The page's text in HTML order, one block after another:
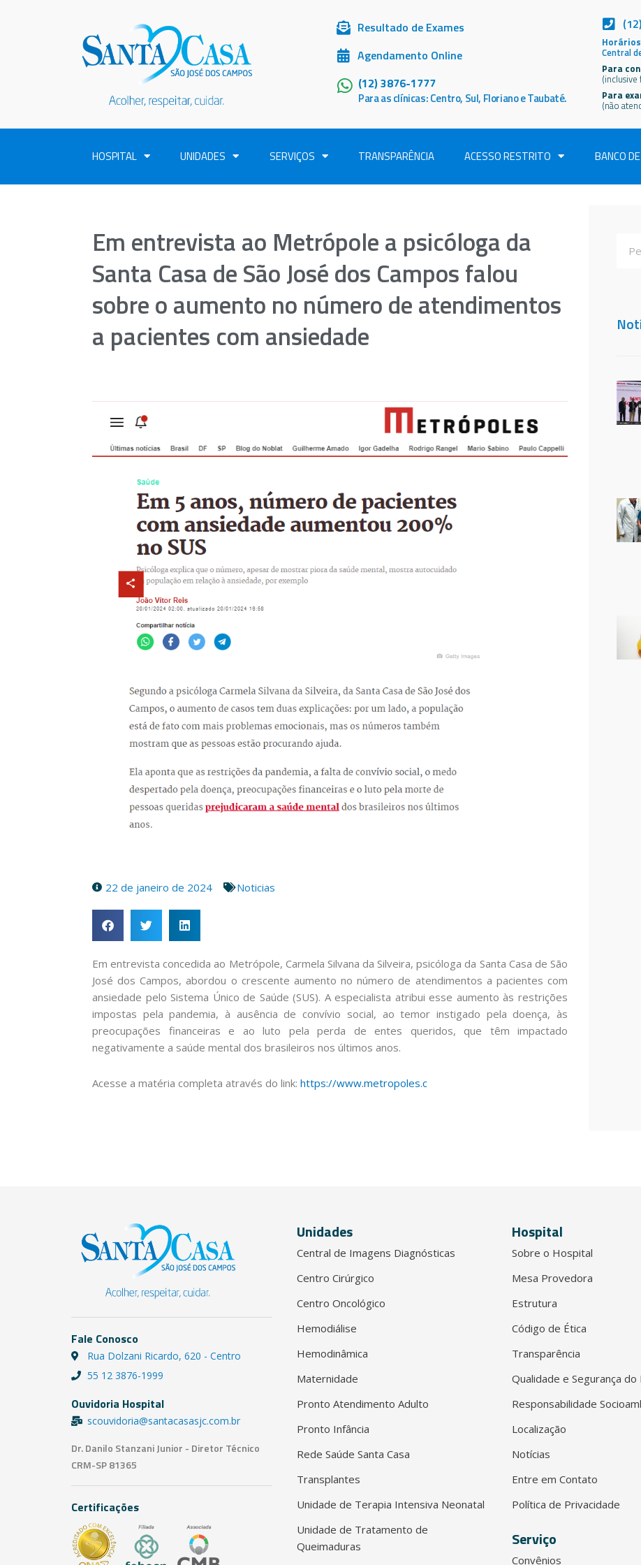
Resultado de Exames
Agendamento Online
(12) 3876-1777
Para as clínicas: Centro, Sul, Floriano e Taubaté.
Central
Para
(inclusive
Para
(não
HOSPITAL UNIDADES SERVIÇOS TRANSPARÊNCIA ACESSO RESTRITO BANCO
Em entrevista ao Metrópole a psicóloga da
Santa Casa de São José dos Campos falou
sobre o aumento no número de atendimentos
a pacientes com ansiedade
22 de janeiro de 2024 Noticias
Em entrevista concedida ao Metrópole, Carmela Silvana da Silveira, psicóloga da Santa Casa de São
José dos Campos, abordou o crescente aumento no número de atendimentos a pacientes com
ansiedade pelo Sistema Único de Saúde (SUS). A especialista atribui esse aumento às restrições
impostas pela pandemia, à ausência de convívio social, ao temor instigado pela doença, às
preocupações financeiras e ao luto pela perda de entes queridos, que têm impactado
negativamente a saúde mental dos brasileiros nos últimos anos.
Acesse a matéria completa através do link: https://www.metropoles.c
Fale Conosco
Rua Dolzani Ricardo, 620 - Centro
55 12 3876-1999
Ouvidoria Hospital
scouvidoria@santacasasjc.com.br
Dr. Danilo Stanzani Junior - Diretor Técnico
CRM-SP 81365
Certificações
Unidades
Central de Imagens Diagnósticas
Centro Cirúrgico
Centro Oncológico
Hemodiálise
Hemodinâmica
Maternidade
Pronto Atendimento Adulto
Pronto Infância
Rede Saúde Santa Casa
Transplantes
Unidade de Terapia Intensiva Neonatal
Unidade de Tratamento de
Queimaduras
Hospital
Sobre o Hospital
Mesa Provedora
Estrutura
Código de Ética
Transparência
Qualidade e Segurança do
Responsabilidade
Localização
Notícias
Entre em Contato
Política de Privacidade
Serviço
Convênios